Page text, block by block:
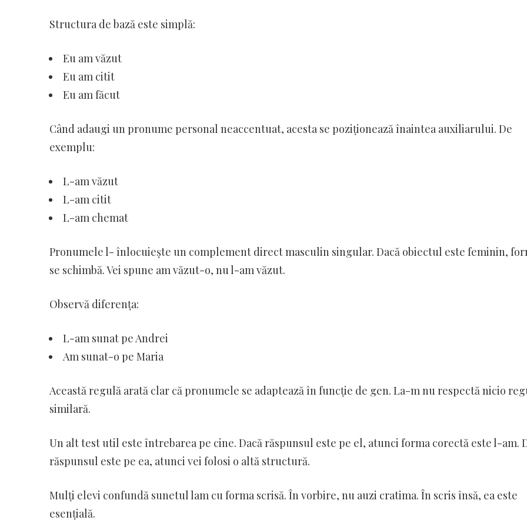
Structura de bază este simplă:
Eu am văzut
Eu am citit
Eu am făcut
Când adaugi un pronume personal neaccentuat, acesta se poziționează înaintea auxiliarului. De
exemplu:
L-am văzut
L-am citit
L-am chemat
Pronumele l- înlocuiește un complement direct masculin singular. Dacă obiectul este feminin,
se schimbă. Vei spune am văzut-o, nu l-am văzut.
Observă diferența:
L-am sunat pe Andrei
Am sunat-o pe Maria
Această regulă arată clar că pronumele se adaptează în funcție de gen. La-m nu respectă nicio
similară.
Un alt test util este întrebarea pe cine. Dacă răspunsul este pe el, atunci forma corectă este l-am.
răspunsul este pe ea, atunci vei folosi o altă structură.
Mulți elevi confundă sunetul lam cu forma scrisă. În vorbire, nu auzi cratima. În scris însă, ea este
esențială.